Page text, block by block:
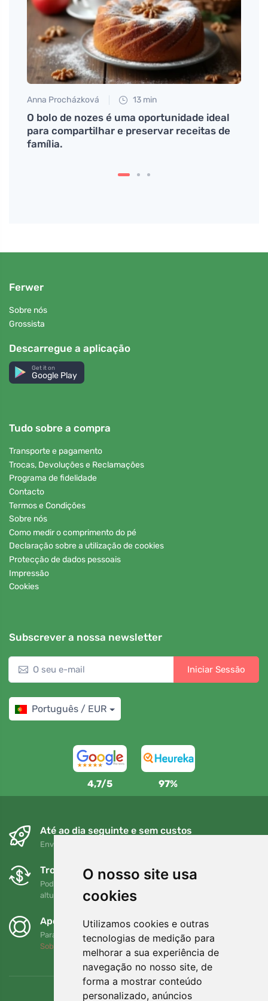
O nosso site usa
cookies
Utilizamos cookies e outras
tecnologias de medição para
melhorar a sua experiência de
navegação no nosso site, de
forma a mostrar conteúdo
personalizado, anúncios
Anna Procházková 13 min
O bolo de nozes é uma oportunidade ideal
para compartilhar e preservar receitas de
família.
Ferwer
Sobre nós
Grossista
Descarregue a aplicação
Get it on
Google Play
Tudo sobre a compra
Transporte e pagamento
Trocas, Devoluções e Reclamações
Programa de fidelidade
Contacto
Termos e Condições
Sobre nós
Como medir o comprimento do pé
Declaração sobre a utilização de cookies
Protecção de dados pessoais
Impressão
Cookies
Subscrever a nossa newsletter
Iniciar Sessão
Português / EUR
4,7/5 97%
Até ao dia seguinte e sem custos
Envio gratuito para encomendas superiores a 80 EUR
Trocas e devoluções gratuitas
Pode devolver ou trocar a sua encomenda em qualquer
altura no prazo de 90 dias
Apoiamos a Trees.org
Para cada encomenda plantamos uma árvore! Leia mais
Sobre nós